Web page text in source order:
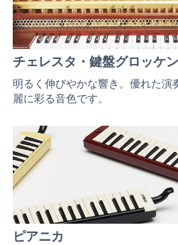
チェレスタ・鍵盤グロッケ
明るく伸びやかな響き。優れた演
麗に彩る音色です。
ピアニカ